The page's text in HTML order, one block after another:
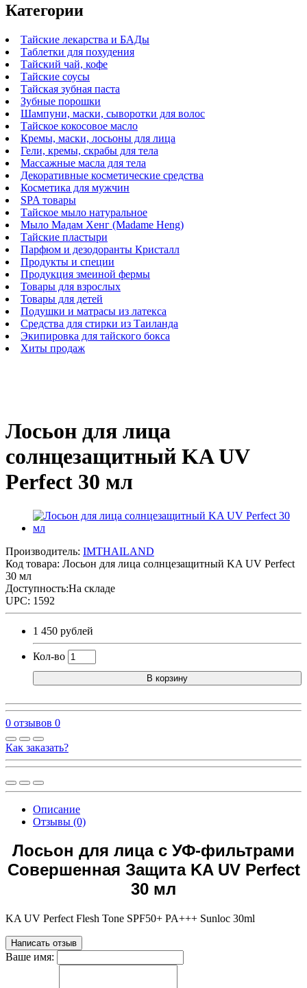
Категории
Тайские лекарства и БАДы
Таблетки для похудения
Тайский чай, кофе
Тайские соусы
Тайская зубная паста
Зубные порошки
Шампуни, маски, сыворотки для волос
Тайское кокосовое масло
Кремы, маски, лосьоны для лица
Гели, кремы, скрабы для тела
Массажные масла для тела
Декоративные косметические средства
Косметика для мужчин
SPA товары
Тайское мыло натуральное
Мыло Мадам Хенг (Madame Heng)
Тайские пластыри
Парфюм и дезодоранты Кристалл
Продукты и специи
Продукция змеиной фермы
Товары для взрослых
Товары для детей
Подушки и матрасы из латекса
Средства для стирки из Таиланда
Экипировка для тайского бокса
Хиты продаж
Лосьон для лица
солнцезащитный KA UV
Perfect 30 мл
Производитель: IMTHAILAND
Код товара: Лосьон для лица солнцезащитный KA UV Perfect
30 мл
Доступность:На складе
UPC: 1592
1 450 рублей
Кол-во
В корзину
0 отзывов 0
Как заказать?
Описание
Отзывы (0)
Лосьон для лица с УФ-фильтрами
Совершенная Защита KA UV Perfect
30 мл
KA UV Perfect Flesh Tone SPF50+ PA+++ Sunloc 30ml
Написать отзыв
Ваше имя: